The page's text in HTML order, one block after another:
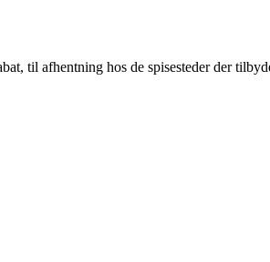
til afhentning hos de spisesteder der